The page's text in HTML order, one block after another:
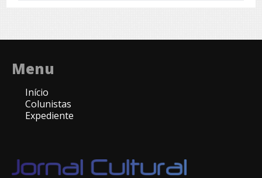
Menu
Início
Colunistas
Expediente